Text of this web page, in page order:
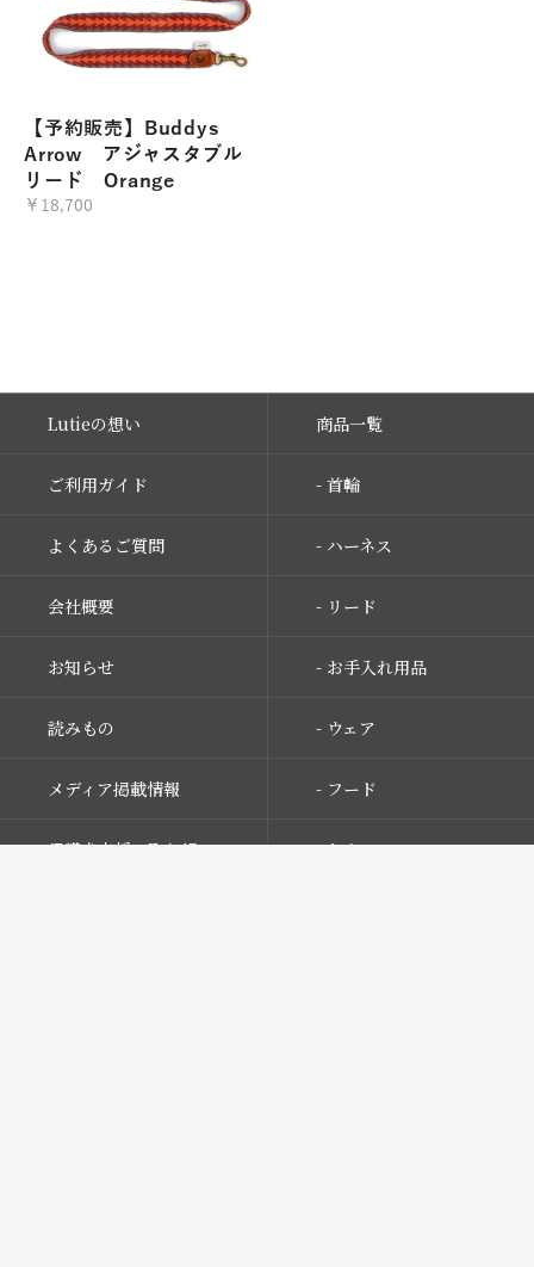
【予約販売】Buddys
Arrow アジャスタブル
リード Orange
￥18,700
Lutieの想い
ご利用ガイド
よくあるご質問
会社概要
お知らせ
読みもの
メディア掲載情報
保護犬支援の取り組み
商品一覧
- 首輪
- ハーネス
- リード
- お手入れ用品
- ウェア
- フード
- おやつ